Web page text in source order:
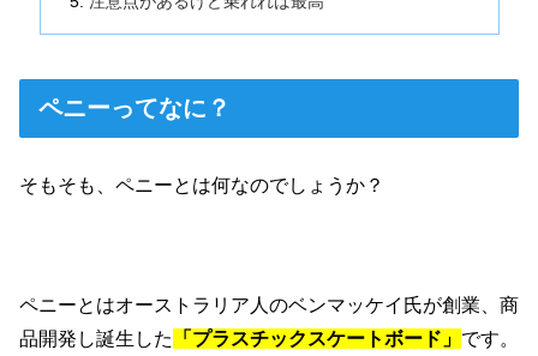
ペニーってなに？
そもそも、ペニーとは何なのでしょうか？
ペニーとはオーストラリア人のベンマッケイ氏が創業、商
品開発し誕生した
「プラスチックスケートボード」 です。